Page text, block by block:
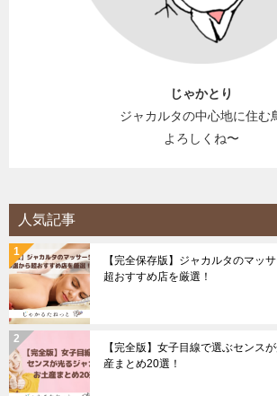
じゃかとり
ジャカルタの中心地に住む
よろしくね〜
人気記事
【完全保存版】ジャカルタのマッ
超おすすめ店を厳選！
【完全版】女子目線で選ぶセンス
産まとめ20選！